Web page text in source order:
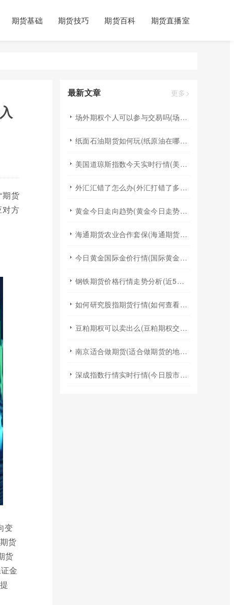
期货基础 期货技巧 期货百科 期货直播室
期货
方
变
货
货
金
最新文章 更多>
场外期权个人可以参与交易吗(场外个股期权怎样交易)
纸面石油期货如何玩(纸原油在哪里交易)
美国道琼斯指数今天实时行情(美国道琼斯指数期货指数实时行情)
外汇汇错了怎么办(外汇打错了多久退回来)
黄金今日走向趋势(黄金今日走势分析建议)
海通期货农业合作套保(海通期货2024年棉花年报)
今日黄金国际金价行情(国际黄金实时行情今日国际金价)
钢铁期货价格行情走势分析(近5年钢铁期货行情走势图)
如何研究股指期货行情(如何查看股指期货行情)
豆粕期权可以卖出么(豆粕期权交易规则)
南京适合做期货(适合做期货的地方)
深成指数行情实时行情(今日股市行情大盘指数实时行情)